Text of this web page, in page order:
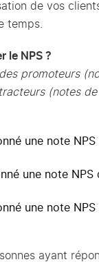
de vos
temps.
le NPS ?
promoteurs
(notes
une note
une note NPS
une note NPS
ayant